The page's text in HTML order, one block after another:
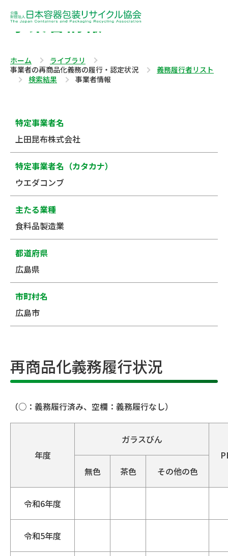
事業者情報
ホーム
ライブラリ
事業者の再商品化義務の履行・認定状況
義務履行者リスト
検索結果
事業者情報
特定事業者名
上田昆布株式会社
特定事業者名（カタカナ）
ウエダコンブ
主たる業種
食料品製造業
都道府県
広島県
市町村名
広島市
再商品化義務履行状況
（○：義務履行済み、空欄：義務履行なし）
年度
ガラスびん
無色
茶色 その他の色
令和6年度
令和5年度